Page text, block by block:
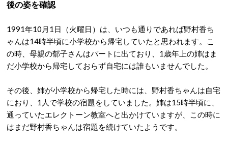
後の姿を確認
1991年10月1日（火曜日）は、いつも通りであれば野村香ち
ゃんは14時半頃に小学校から帰宅していたと思われます。こ
の時、母親の郁子さんはパートに出ており、1歳年上の姉はま
だ小学校から帰宅しておらず自宅には誰もいませんでした。
その後、姉が小学校から帰宅した時には、野村香ちゃんは自宅
におり、1人で学校の宿題をしていました。姉は15時半頃に、
通っていたエレクトーン教室へと出かけていますが、この時に
はまだ野村香ちゃんは宿題を続けていたようです。